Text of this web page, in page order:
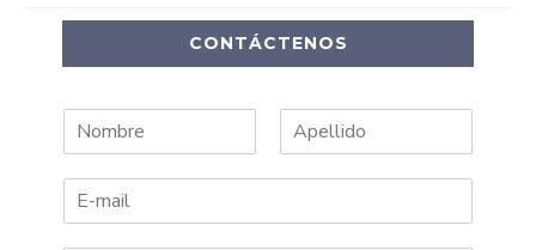
CONTÁCTENOS
o
b
p
l